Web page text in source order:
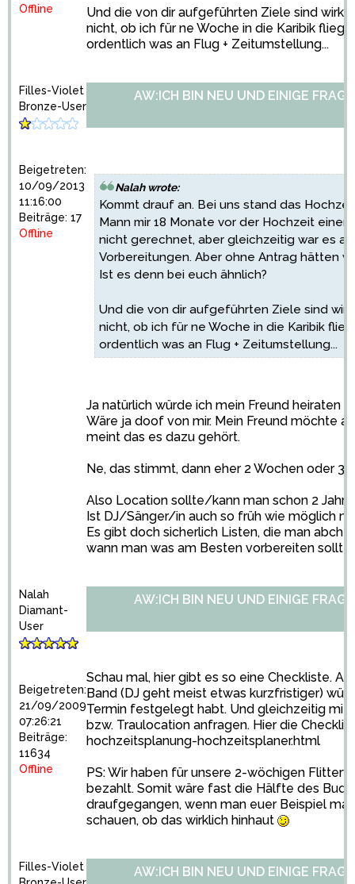
Offline
Und die von dir aufgeführten Ziele sind
nicht, ob ich für ne Woche in die Karibik
ordentlich was an Flug + Zeitumstellung...
Filles-Violet
Bronze-User
Beigetreten:
10/09/2013
11:16:00
Beiträge: 17
Offline
AW:ICH BIN NEU UND EINIGE
Nalah wrote:
Kommt drauf an. Bei uns stand das
Mann mir 18 Monate vor der Hochzeit
nicht gerechnet, aber gleichzeitig war es
Vorbereitungen. Aber ohne Antrag hätten
Ist es denn bei euch ähnlich?
Und die von dir aufgeführten Ziele sind
nicht, ob ich für ne Woche in die Karibik
ordentlich was an Flug + Zeitumstellung...
Ja natürlich würde ich mein Freund heiraten
Wäre ja doof von mir. Mein Freund möchte
meint das es dazu gehört.
Ne, das stimmt, dann eher 2 Wochen oder 3
Also Location sollte/kann man schon 2
Ist DJ/Sänger/in auch so früh wie möglich
Es gibt doch sicherlich Listen, die man
wann man was am Besten vorbereiten
Nalah
Diamant-
User
Beigetreten:
21/09/2009
07:26:21
Beiträge:
11634
Offline
AW:ICH BIN NEU UND EINIGE
Schau mal, hier gibt es so eine Checkliste.
Band (DJ geht meist etwas kurzfristiger)
Termin festgelegt habt. Und gleichzeitig mit
bzw. Traulocation anfragen. Hier die
hochzeitsplanung-hochzeitsplaner.html
PS: Wir haben für unsere 2-wöchigen
bezahlt. Somit wäre fast die Hälfte des
draufgegangen, wenn man euer Beispiel
schauen, ob das wirklich hinhaut
Filles-Violet
AW:ICH BIN NEU UND EINIGE